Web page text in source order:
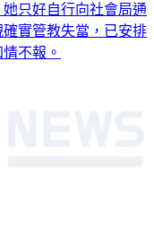
只好自行向社會局通
實管教失當，已安排
不報。